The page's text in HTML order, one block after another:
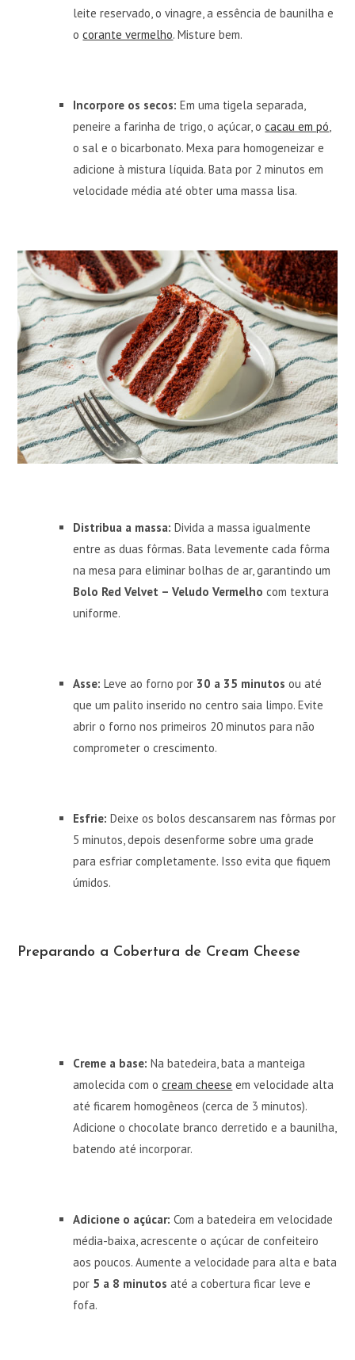
leite reservado, o vinagre, a essência de baunilha e
ocorante vermelho. Misture bem.
Incorpore os secos: Em uma tigela separada,
peneire a farinha de trigo, o açúcar, ocacau em pó,
o sal e o bicarbonato. Mexa para homogeneizar e
adicione à mistura líquida. Bata por 2 minutos em
velocidade média até obter uma massa lisa.
Distribua a massa: Divida a massa igualmente
entre as duas fôrmas. Bata levemente cada fôrma
na mesa para eliminar bolhas de ar, garantindo um
Bolo Red Velvet – Veludo Vermelho com textura
uniforme.
Asse: Leve ao forno por 30 a 35 minutos ou até
que um palito inserido no centro saia limpo. Evite
abrir o forno nos primeiros 20 minutos para não
comprometer o crescimento.
Esfrie: Deixe os bolos descansarem nas fôrmas por
5 minutos, depois desenforme sobre uma grade
para esfriar completamente. Isso evita que fiquem
úmidos.
Preparando a Cobertura de Cream Cheese
Creme a base: Na batedeira, bata a manteiga
amolecida com ocream cheese em velocidade alta
até ficarem homogêneos (cerca de 3 minutos).
Adicione o chocolate branco derretido e a baunilha,
batendo até incorporar.
Adicione o açúcar: Com a batedeira em velocidade
média-baixa, acrescente o açúcar de confeiteiro
aos poucos. Aumente a velocidade para alta e bata
por 5 a 8 minutos até a cobertura ficar leve e
fofa.